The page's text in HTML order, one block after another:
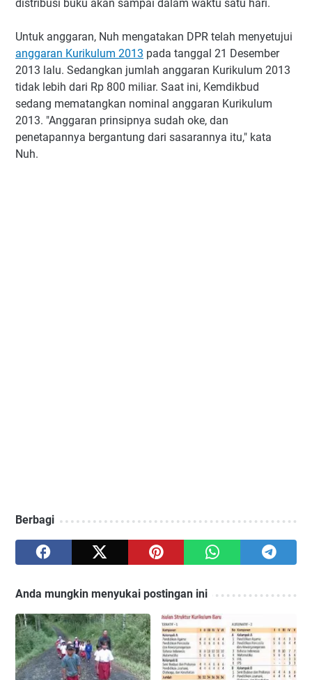
distribusi buku akan sampai dalam waktu satu hari.
Untuk anggaran, Nuh mengatakan DPR telah menyetujui
anggaran Kurikulum 2013 pada tanggal 21 Desember
2013 lalu. Sedangkan jumlah anggaran Kurikulum 2013
tidak lebih dari Rp 800 miliar. Saat ini, Kemdikbud
sedang mematangkan nominal anggaran Kurikulum
2013. "Anggaran prinsipnya sudah oke, dan
penetapannya bergantung dari sasarannya itu," kata
Nuh.
Berbagi
Anda mungkin menyukai postingan ini